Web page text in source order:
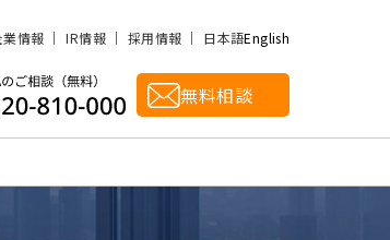
業情報 IR情報 採用情報 日本語English
無料相談